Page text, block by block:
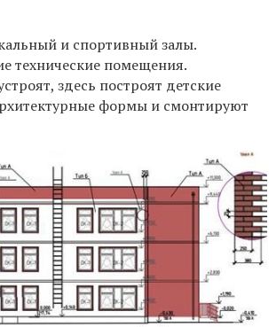
и спортивный залы.
технические помещения.
здесь построят детские
формы и смонтируют